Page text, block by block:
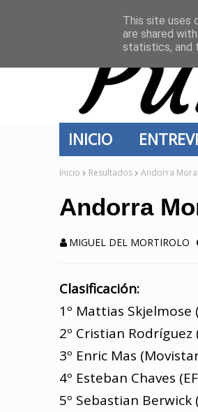
INICIO
Inicio Resultados Andorra
Andorra
MIGUEL DEL MORTIROLO
Clasificación:
1º Mattias Skjelmose
2º Cristian
3º Enric Mas
4º Esteban Chaves
5º Sebastian Berwick
This site uses
are shared
statistics, and